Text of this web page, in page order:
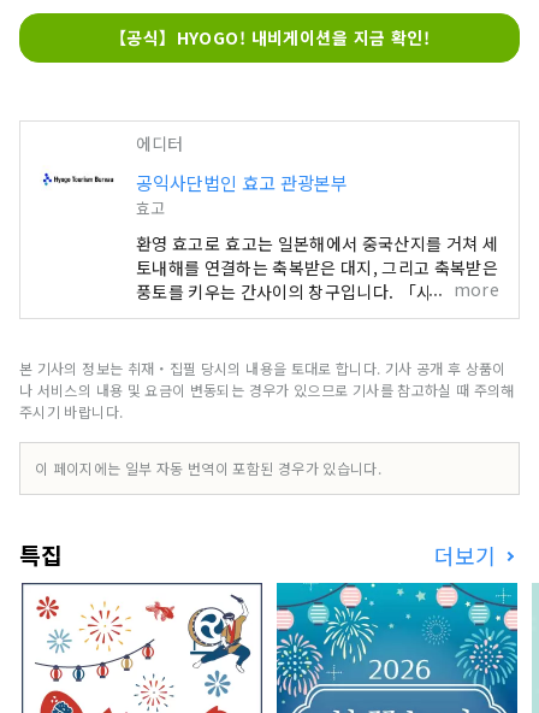
【공식】HYOGO! 내비게이션을 지금 확인!
에디터
공익사단법인 효고 관광본부
효고
환영 효고로 효고는 일본해에서 중국산지를 거쳐 세
토내해를 연결하는 축복받은 대지, 그리고 축복받은
풍토를 키우는 간사이의 창구입니다. 「사쿠라 명소
100선」에 선정된 세계 유산의 히메지성, 롯코산에
이 많이 있습니다. 세계적으로 유명한 고베 브랜드,
일본을 대표하는 쇠고기로 타지마규의 대명사
가 놀라운 일품입니다. 명탕, 아리마 온천이나 많은
문학 작품에도 등장하는 기노사키 온천. 대자연에
싸여 마음도 몸도 릴렉스 할 수 있습니다. 아와지시
인 소리 등, 마음에 남는 소리를 만날 수 있습니다.
현내의 허브원이나 식물원에서는 사계절을 통해서,
허브나 꽃들의 상냥하고 기분 좋은 향기에 치유됩니
다. 자, 「시각・미각・촉각・청각・후각」의 오
감을 자극하는 새로운 여행을, 효고현에서 즐겨 주
세요.
more
본 기사의 정보는 취재・집필 당시의 내용을 토대로 합니다. 기사 공개 후 상품이
나 서비스의 내용 및 요금이 변동되는 경우가 있으므로 기사를 참고하실 때 주의해
주시기 바랍니다.
이 페이지에는 일부 자동 번역이 포함된 경우가 있습니다.
특집 더보기